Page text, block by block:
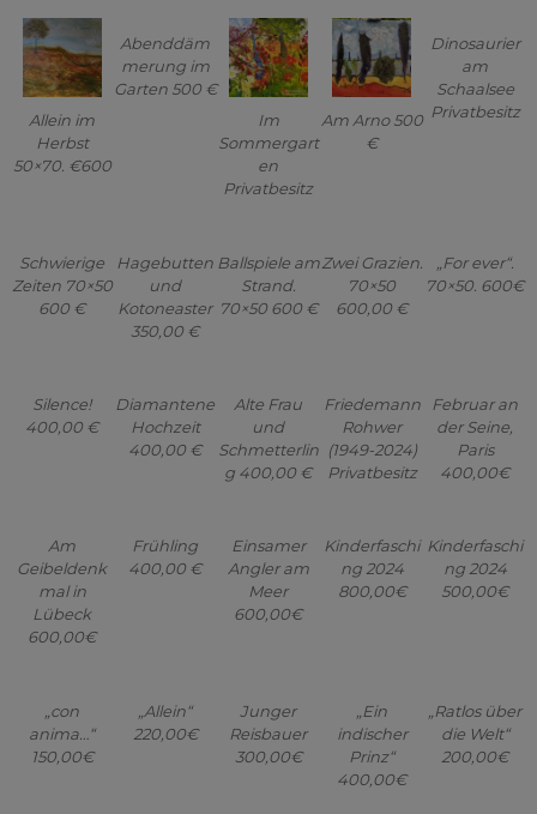
Allein im
Herbst
50×70. €600
Abenddäm
merung im
Garten 500 €
Im
Sommergart
en
Privatbesitz
Am Arno 500
€
Dinosaurier
am
Schaalsee
Privatbesitz
Schwierige
Zeiten 70×50
600 €
Hagebutten
und
Kotoneaster
350,00 €
Ballspiele am
Strand.
70×50 600 €
Zwei Grazien.
70×50
600,00 €
„For ever“.
70×50. 600€
Silence!
400,00 €
Diamantene
Hochzeit
400,00 €
Alte Frau
und
Schmetterlin
g 400,00 €
Friedemann
Rohwer
(1949-2024)
Privatbesitz
Februar an
der Seine,
Paris
400,00€
Am
Geibeldenk
mal in
Lübeck
600,00€
Frühling
400,00 €
Einsamer
Angler am
Meer
600,00€
Kinderfaschi
ng 2024
800,00€
Kinderfaschi
ng 2024
500,00€
„con
anima…“
150,00€
„Allein“
220,00€
Junger
Reisbauer
300,00€
„Ein
indischer
Prinz“
400,00€
„Ratlos über
die Welt“
200,00€